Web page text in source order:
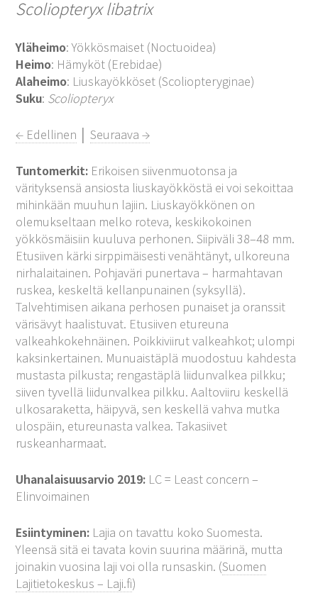
Scoliopteryx libatrix
Yläheimo: Yökkösmaiset (Noctuoidea)
Heimo: Hämyköt (Erebidae)
Alaheimo: Liuskayökköset (Scoliopteryginae)
Suku: Scoliopteryx
← Edellinen │Seuraava →
Tuntomerkit: Erikoisen siivenmuotonsa ja
värityksensä ansiosta liuskayökköstä ei voi sekoittaa
mihinkään muuhun lajiin. Liuskayökkönen on
olemukseltaan melko roteva, keskikokoinen
yökkösmäisiin kuuluva perhonen. Siipiväli 38–48 mm.
Etusiiven kärki sirppimäisesti venähtänyt, ulkoreuna
nirhalaitainen. Pohjaväri punertava – harmahtavan
ruskea, keskeltä kellanpunainen (syksyllä).
Talvehtimisen aikana perhosen punaiset ja oranssit
värisävyt haalistuvat. Etusiiven etureuna
valkeahkokehnäinen. Poikkiviirut valkeahkot; ulompi
kaksinkertainen. Munuaistäplä muodostuu kahdesta
mustasta pilkusta; rengastäplä liidunvalkea pilkku;
siiven tyvellä liidunvalkea pilkku. Aaltoviiru keskellä
ulkosaraketta, häipyvä, sen keskellä vahva mutka
ulospäin, etureunasta valkea. Takasiivet
ruskeanharmaat.
Uhanalaisuusarvio 2019: LC = Least concern –
Elinvoimainen
Esiintyminen: Lajia on tavattu koko Suomesta.
Yleensä sitä ei tavata kovin suurina määrinä, mutta
joinakin vuosina laji voi olla runsaskin. (Suomen
Lajitietokeskus – Laji.fi)